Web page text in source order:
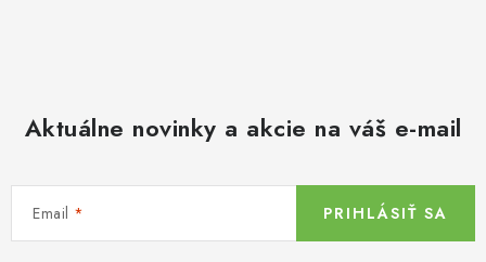
Aktuálne novinky a akcie na váš e-mail
Email PRIHLÁSIŤ SA